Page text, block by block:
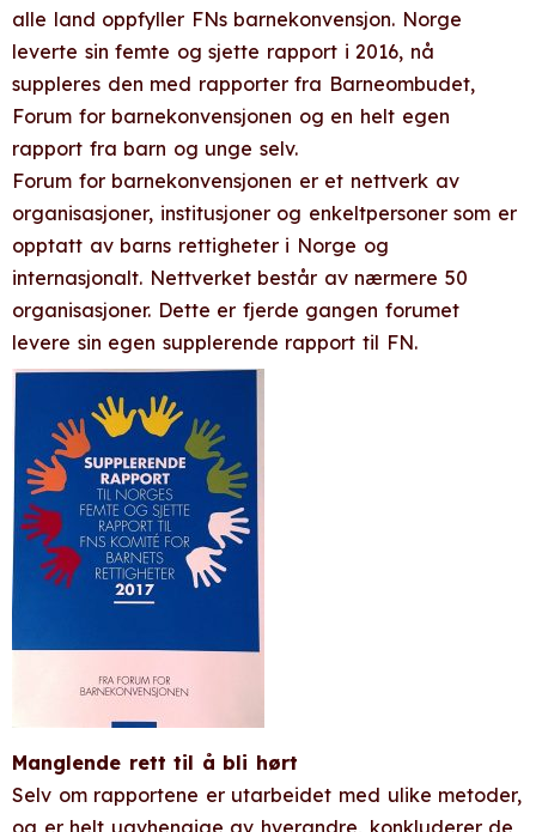
alle land oppfyller FNs barnekonvensjon. Norge
leverte sin femte og sjette rapport i 2016, nå
suppleres den med rapporter fra Barneombudet,
Forum for barnekonvensjonen og en helt egen
rapport fra barn og unge selv.
Forum for barnekonvensjonen er et nettverk av
organisasjoner, institusjoner og enkeltpersoner som er
opptatt av barns rettigheter i Norge og
internasjonalt. Nettverket består av nærmere 50
organisasjoner. Dette er fjerde gangen forumet
levere sin egen supplerende rapport til FN.
Manglende rett til å bli hørt
Selv om rapportene er utarbeidet med ulike metoder,
og er helt uavhengige av hverandre, konkluderer de